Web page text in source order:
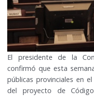
El presidente de la
confirmó que esta
públicas provinciales en
del proyecto de